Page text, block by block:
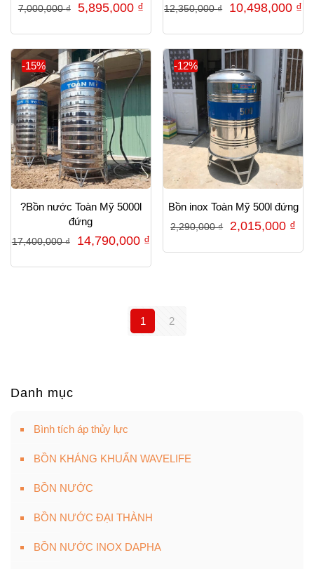
7,000,000₫
Giá
là:
7,000,000 ₫.
5,895,000 ₫Giá
tại
là:
5,895,000 ₫.
12,350,000₫
Giá
là:
12,350,000 ₫.
10,498,000 ₫
-15%
?Bồn nước Toàn Mỹ 5000l
đứng
17,400,000₫
Giá
14,790,000 ₫Giá
14,790,000 ₫.
-12%
Bồn inox Toàn Mỹ 500l đứng
2,290,000₫
Giá
2,015,000 ₫
1 2
Danh mục
Bình tích áp thủy lực
BỒN KHÁNG KHUẨN WAVELIFE
BỒN NƯỚC
BỒN NƯỚC ĐẠI THÀNH
BỒN NƯỚC INOX DAPHA